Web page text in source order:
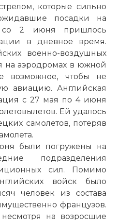
которые сильно
посадки на
со 2 июня пришлось
в дневное время.
военно-воздушных
на аэродромах в южной
возможное, чтобы не
авиацию. Английская
с 27 мая по 4 июня
Ей удалось
самолетов, потеряв
были погружены на
подразделения
сил. Помимо
войск было
человек из состава
французов.
на возросшие